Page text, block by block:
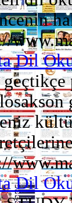
Dil
Dil